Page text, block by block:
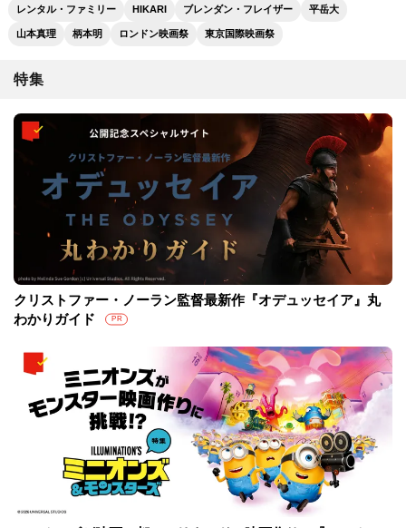
レンタル・ファミリー HIKARI ブレンダン・フレイザー 平岳大
山本真理 柄本明 ロンドン映画祭 東京国際映画祭
特集
クリストファー・ノーラン監督最新作『オデュッセイア』丸
わかりガイド
PR